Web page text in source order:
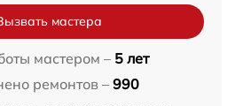
мастера
мастером – 5 лет
ремонтов – 990